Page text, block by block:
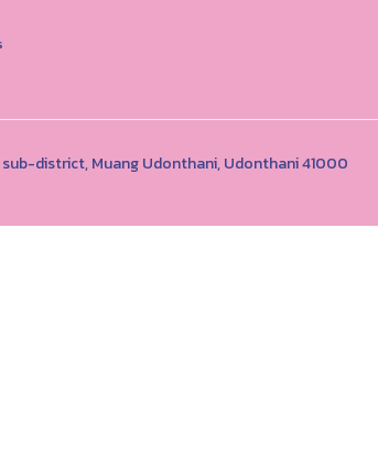
district, Muang Udonthani, Udonthani 41000